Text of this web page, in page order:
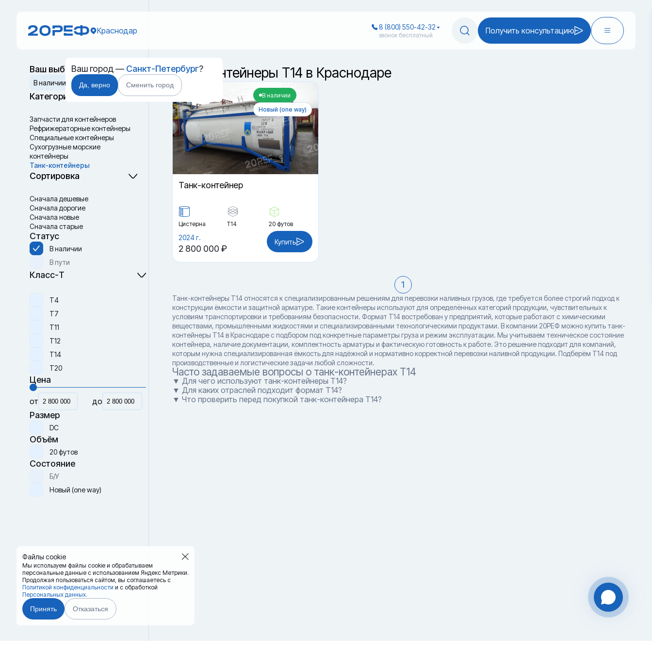
Краснодар
Ваш город — Санкт-Петербург?
Да, верно Сменить город
8 (800) 550-42-32
звонок бесплатный Получить консультацию
Файлы cookie
Мы используем файлы cookie и обрабатываем
персональные данные с использованием Яндекс Метрики.
Продолжая пользоваться сайтом, вы соглашаетесь с
Политикой конфиденциальности и с обработкой
Персональных данных.
Принять Отказаться
Ваш выбор
Сбросить
В наличии
Категории
Запчасти для контейнеров
Рефрижераторные контейнеры
Специальные контейнеры
Cухогрузные морские
контейнеры
Танк-контейнеры
Термоконтейнеры
Сортировка
Сначала дешевые
Сначала дорогие
Сначала новые
Сначала старые
Статус
В наличии
В пути
Класс-Т
Т4
Т7
Т11
Т12
Т14
Т20
Цена
от до
Размер
DC
Объём
20 футов
Состояние
Б/У
Новый (one way)
Танк-контейнеры T14 в Краснодаре
В наличии
Новый (one way)
Танк-контейнер
Цистерна Т14 20 футов
2024 г.
2 800 000 ₽
Купить
1
Танк-контейнеры T14 относятся к специализированным решениям для перевозки наливных грузов, где требуется более строгий подход к
конструкции ёмкости и защитной арматуре. Такие контейнеры используют для определённых категорий продукции, чувствительных к
условиям транспортировки и требованиям безопасности. Формат T14 востребован у предприятий, которые работают с химическими
веществами, промышленными жидкостями и специализированными технологическими продуктами. В компании 20РЕФ можно купить танк-
контейнеры T14 в Краснодаре с подбором под конкретные параметры груза и режим эксплуатации. Мы учитываем техническое состояние
контейнера, наличие документации, комплектность арматуры и фактическую готовность к работе. Это решение подходит для компаний,
которым нужна специализированная ёмкость для надёжной и нормативно корректной перевозки наливной продукции. Подберём T14 под
производственные и логистические задачи любой сложности.
Часто задаваемые вопросы о танк-контейнерах T14
▼ Для чего используют танк-контейнеры T14?
▼ Для каких отраслей подходит формат T14?
▼ Что проверить перед покупкой танк-контейнера T14?